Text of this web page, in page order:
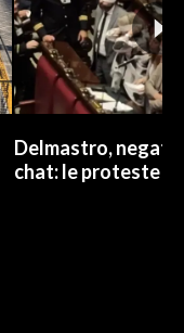
Delmastro,
chat: le proteste di